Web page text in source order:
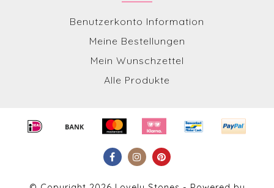
Benutzerkonto Information
Meine Bestellungen
Mein Wunschzettel
Alle Produkte